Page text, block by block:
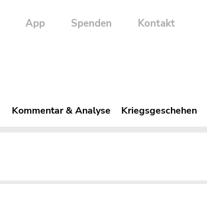
App Spenden Kontakt
Kommentar & Analyse Kriegsgeschehen